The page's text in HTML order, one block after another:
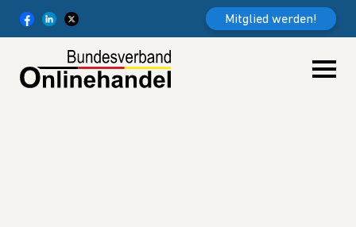
Mitglied werden!